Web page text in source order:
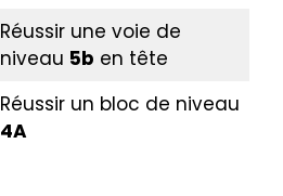
Réussir une voie de
niveau 5b en tête
Réussir un bloc de niveau
4A